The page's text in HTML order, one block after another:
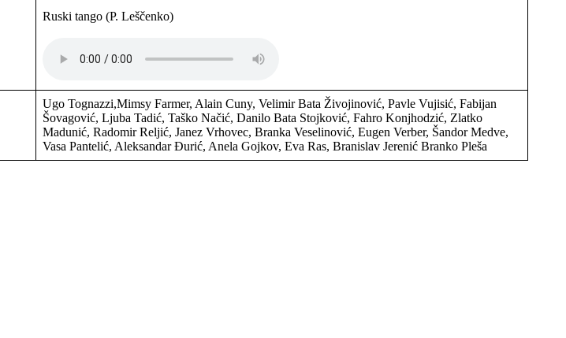
Ruski tango (P. Leščenko)
Ugo Tognazzi,Mimsy Farmer, Alain Cuny, Velimir Bata Živojinović, Pavle Vujisić, Fabijan
Šovagović, Ljuba Tadić, Taško Načić, Danilo Bata Stojković, Fahro Konjhodzić, Zlatko
Madunić, Radomir Reljić, Janez Vrhovec, Branka Veselinović, Eugen Verber, Šandor Medve,
Vasa Pantelić, Aleksandar Đurić, Anela Gojkov, Eva Ras, Branislav Jerenić Branko Pleša